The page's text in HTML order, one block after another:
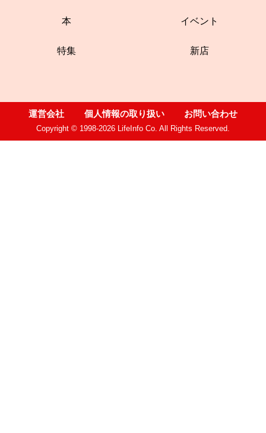
本 イベント
特集 新店
運営会社 個人情報の取り扱い お問い合わせ
Copyright © 1998-2026 LifeInfo Co. All Rights Reserved.